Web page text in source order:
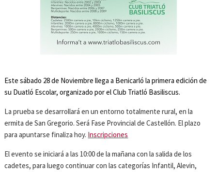
Este sábado 28 de Noviembre llega a Benicarló la primera edición de
su Duatló Escolar, organizado por el Club Triatló Basiliscus.
La prueba se desarrollará en un entorno totalmente rural, en la
ermita de San Gregorio. Será Fase Provincial de Castellón. El plazo
para apuntarse finaliza hoy. Inscripciones
El evento se iniciará a las 10:00 de la mañana con la salida de los
cadetes, para luego continuar con las categorías Infantil, Alevin,